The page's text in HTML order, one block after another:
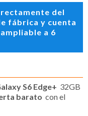
del
fábrica y cuenta
a 6
S6 Edge+ 32GB
barato con el